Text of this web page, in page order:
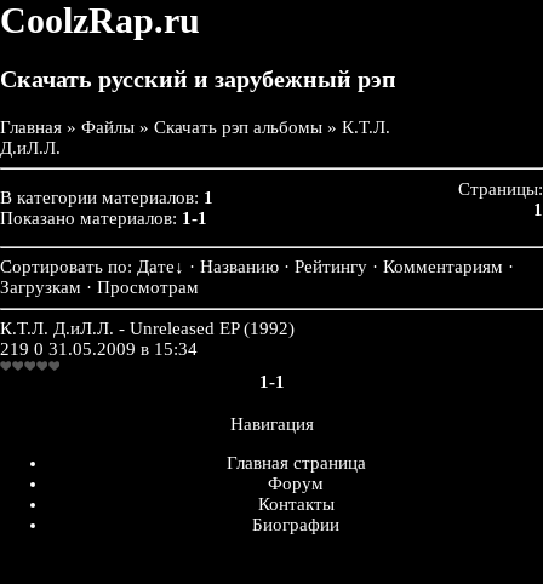
CoolzRap.ru
Скачать русский и зарубежный рэп
Главная » Файлы » Скачать рэп альбомы » К.Т.Л.
Д.иЛ.Л.
В категории материалов: 1
Показано материалов: 1-1
Страницы:
1
Сортировать по: Дате↓ · Названию · Рейтингу · Комментариям ·
Загрузкам · Просмотрам
К.Т.Л. Д.иЛ.Л. - Unreleased EP (1992)
219 0 31.05.2009 в 15:34
1-1
Навигация
Главная страница
Форум
Контакты
Биографии